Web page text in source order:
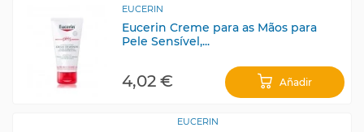
EUCERIN
Eucerin Creme para as Mãos para
Pele Sensível,...
4,02 € Añadir
EUCERIN